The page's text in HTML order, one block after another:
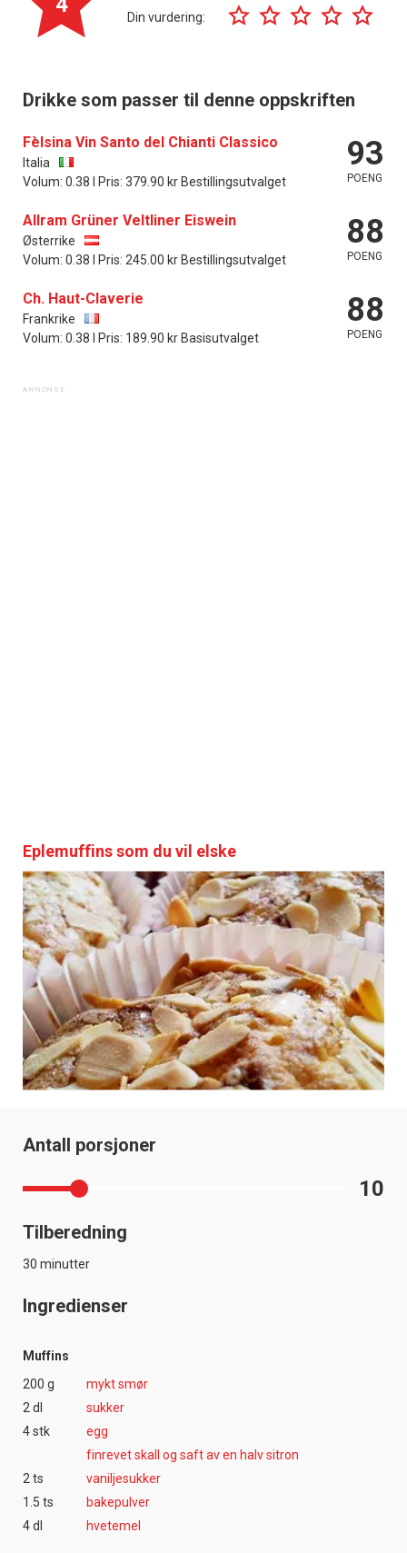
Din vurdering:
Drikke som passer til denne oppskriften
Fèlsina Vin Santo del Chianti Classico
Italia
Volum: 0.38 l Pris: 379.90 kr Bestillingsutvalget
93
POENG
Allram Grüner Veltliner Eiswein
Østerrike
Volum: 0.38 l Pris: 245.00 kr Bestillingsutvalget
88
POENG
Ch. Haut-Claverie
Frankrike
Volum: 0.38 l Pris: 189.90 kr Basisutvalget
88
POENG
Eplemuffins som du vil elske
Antall porsjoner
10
Tilberedning
30 minutter
Ingredienser
Muffins
200 g
mykt smør
2 dl
sukker
4 stk
egg
finrevet skall og saft av en halv sitron
2 ts
vaniljesukker
1.5 ts
bakepulver
4 dl
hvetemel